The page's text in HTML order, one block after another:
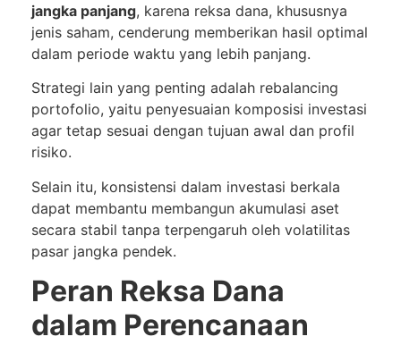
jangka panjang, karena reksa dana, khususnya
jenis saham, cenderung memberikan hasil optimal
dalam periode waktu yang lebih panjang.
Strategi lain yang penting adalah rebalancing
portofolio, yaitu penyesuaian komposisi investasi
agar tetap sesuai dengan tujuan awal dan profil
risiko.
Selain itu, konsistensi dalam investasi berkala
dapat membantu membangun akumulasi aset
secara stabil tanpa terpengaruh oleh volatilitas
pasar jangka pendek.
Peran Reksa Dana
dalam Perencanaan